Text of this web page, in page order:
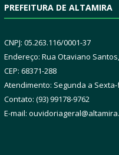
PREFEITURA DE ALTAMIRA
CNPJ: 05.263.116/0001-37
Endereço: Rua Otaviano
CEP: 68371-288
Atendimento: Segunda a
Contato: (93) 99178-9762
E-mail: